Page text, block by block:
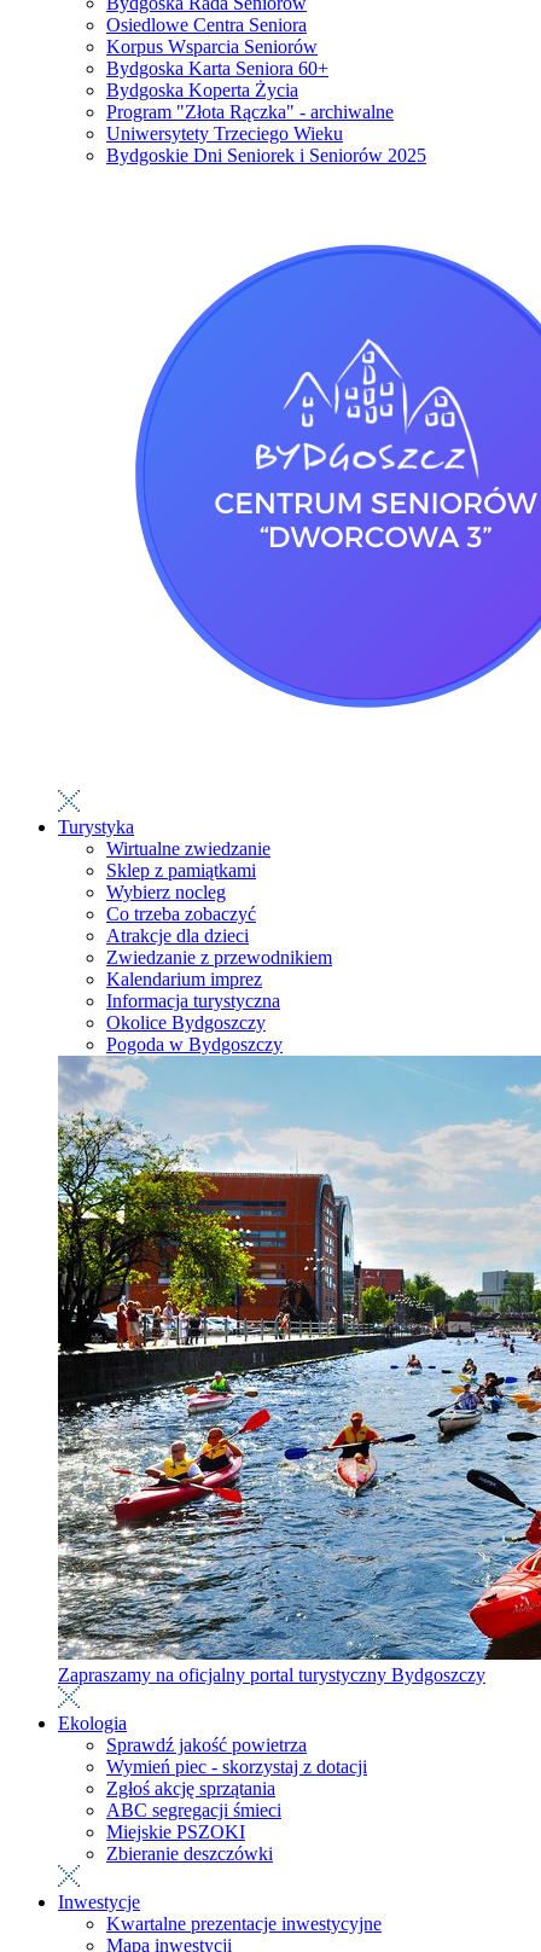
Osiedlowe Centra Seniora
Korpus Wsparcia Seniorów
Bydgoska Karta Seniora 60+
Bydgoska Koperta Życia
Program "Złota Rączka" - archiwalne
Uniwersytety Trzeciego Wieku
Bydgoskie Dni Seniorek i Seniorów 2025
Turystyka
Wirtualne zwiedzanie
Sklep z pamiątkami
Wybierz nocleg
Co trzeba zobaczyć
Atrakcje dla dzieci
Zwiedzanie z przewodnikiem
Kalendarium imprez
Informacja turystyczna
Okolice Bydgoszczy
Pogoda w Bydgoszczy
Zapraszamy na oficjalny portal turystyczny Bydgoszczy
Ekologia
Sprawdź jakość powietrza
Wymień piec - skorzystaj z dotacji
Zgłoś akcję sprzątania
ABC segregacji śmieci
Miejskie PSZOKI
Zbieranie deszczówki
Inwestycje
Kwartalne prezentacje inwestycyjne
Mapa inwestycji